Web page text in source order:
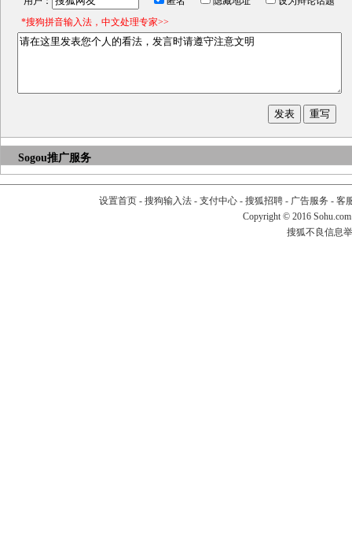
*搜狗拼音输入法，中文处理专家>>
Sogou推广服务
设置首页- 搜狗输入法- 支付中心- 搜狐招聘- 广告服务 - 客
Copyright © 2016
搜狐不良信息